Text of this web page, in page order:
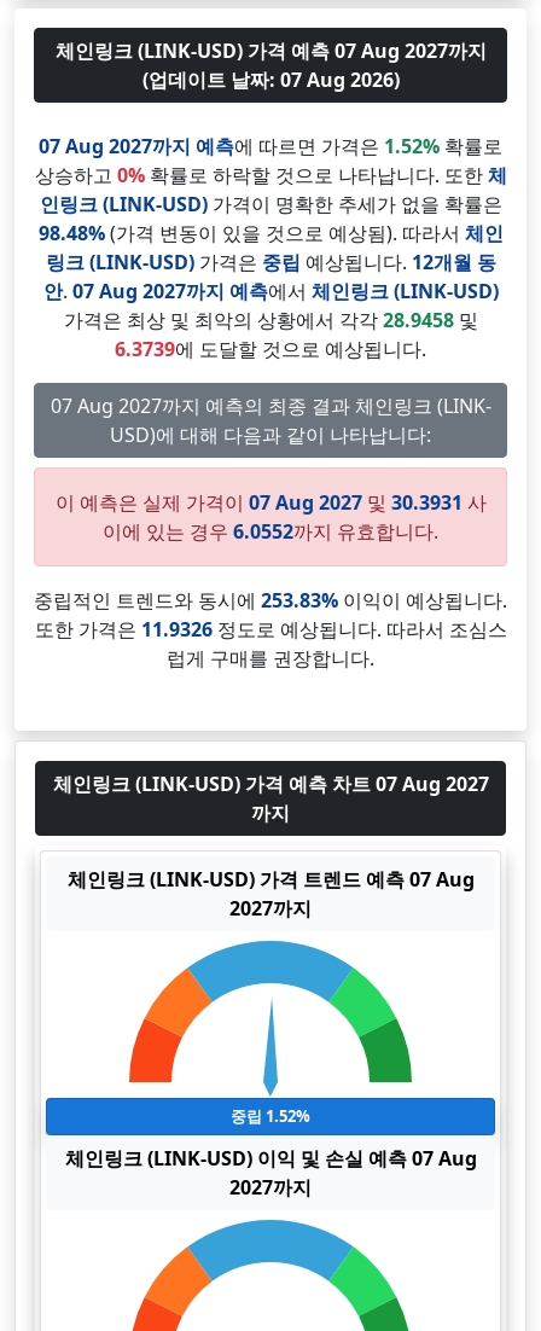
체인링크 (LINK-USD) 가격 예측 07 Aug 2027까지
(업데이트 날짜: 07 Aug 2026)
07 Aug 2027까지 예측에 따르면 가격은 1.52% 확률로
상승하고 0%확률로 하락할 것으로 나타납니다. 또한체
인링크 (LINK-USD)가격이 명확한 추세가 없을 확률은
98.48%(가격 변동이 있을 것으로 예상됨). 따라서 체인
링크 (LINK-USD)가격은 중립 예상됩니다. 12개월 동
안. 07 Aug 2027까지 예측에서 체인링크 (LINK-USD)
가격은 최상 및 최악의 상황에서 각각28.9458및
6.3739에 도달할 것으로 예상됩니다.
07 Aug 2027까지 예측의 최종 결과 체인링크 (LINK-
USD)에 대해 다음과 같이 나타납니다:
이 예측은 실제 가격이 07 Aug 2027및 30.3931 사
이에 있는 경우 6.0552까지 유효합니다.
중립적인 트렌드와 동시에 253.83% 이익이 예상됩니다.
또한 가격은 11.9326정도로 예상됩니다. 따라서 조심스
럽게 구매를 권장합니다.
체인링크 (LINK-USD) 가격 예측 차트 07 Aug 2027
까지
체인링크 (LINK-USD) 가격 트렌드 예측 07 Aug
2027까지
중립 1.52%
체인링크 (LINK-USD) 이익 및 손실 예측 07 Aug
2027까지